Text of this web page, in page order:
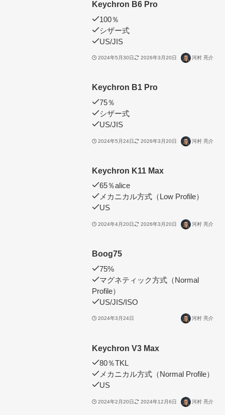
Keychron B6 Pro
100％
シザー式
US/JIS
2024年5月30日 2026年3月20日 河村 亮介
Keychron B1 Pro
75％
シザー式
US/JIS
2024年5月24日 2026年3月20日 河村 亮介
Keychron K11 Max
65％alice
メカニカル方式（Low Profile）
US
2024年4月20日 2026年3月20日 河村 亮介
Boog75
75%
マグネティック方式（Normal
Profile）
US/JIS/ISO
2024年3月24日 河村 亮介
Keychron V3 Max
80％TKL
メカニカル方式（Normal Profile）
US
2024年2月20日 2024年12月6日 河村 亮介